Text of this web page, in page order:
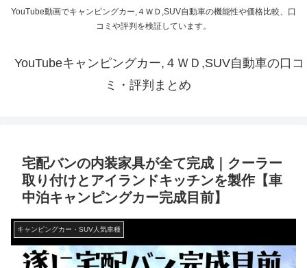
YouTube動画でキャンピングカー,４ＷＤ,SUV自動車の機能性や価格比較、口
コミや評判を検証しています。
YouTubeキャンピングカー,４ＷＤ,SUV自動車の口コ
ミ・評判まとめ
宅配バンの内装家具が全て完成｜クーラー
取り付けとアイランドキッチンを製作【車
中泊キャンピングカー完成目前】
キャンピングカー・SUV人気車種